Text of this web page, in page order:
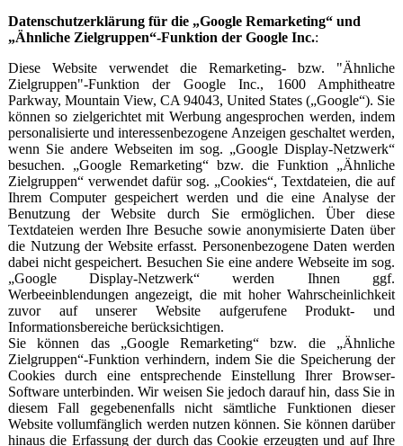
Datenschutzerklärung für die „Google Remarketing“ und
„Ähnliche Zielgruppen“-Funktion der Google Inc.:
Diese Website verwendet die Remarketing- bzw. "Ähnliche
Zielgruppen"-Funktion der Google Inc., 1600 Amphitheatre
Parkway, Mountain View, CA 94043, United States („Google“). Sie
können so zielgerichtet mit Werbung angesprochen werden, indem
personalisierte und interessenbezogene Anzeigen geschaltet werden,
wenn Sie andere Webseiten im sog. „Google Display-Netzwerk“
besuchen. „Google Remarketing“ bzw. die Funktion „Ähnliche
Zielgruppen“ verwendet dafür sog. „Cookies“, Textdateien, die auf
Ihrem Computer gespeichert werden und die eine Analyse der
Benutzung der Website durch Sie ermöglichen. Über diese
Textdateien werden Ihre Besuche sowie anonymisierte Daten über
die Nutzung der Website erfasst. Personenbezogene Daten werden
dabei nicht gespeichert. Besuchen Sie eine andere Webseite im sog.
„Google Display-Netzwerk“ werden Ihnen ggf.
Werbeeinblendungen angezeigt, die mit hoher Wahrscheinlichkeit
zuvor auf unserer Website aufgerufene Produkt- und
Informationsbereiche berücksichtigen.
Sie können das „Google Remarketing“ bzw. die „Ähnliche
Zielgruppen“-Funktion verhindern, indem Sie die Speicherung der
Cookies durch eine entsprechende Einstellung Ihrer Browser-
Software unterbinden. Wir weisen Sie jedoch darauf hin, dass Sie in
diesem Fall gegebenenfalls nicht sämtliche Funktionen dieser
Website vollumfänglich werden nutzen können. Sie können darüber
hinaus die Erfassung der durch das Cookie erzeugten und auf Ihre